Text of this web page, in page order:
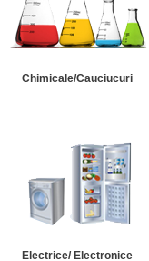
Chimicale/Cauciucuri
Electrice/ Electronice